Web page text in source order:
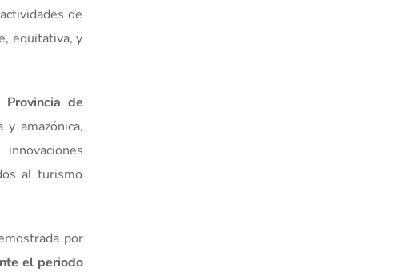
de
equitativa, y
Provincia de
amazónica,
al turismo
por
el periodo